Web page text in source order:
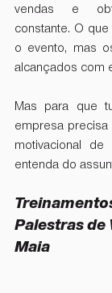
vendas e
constante. O
o evento, mas
alcançados com
Mas para que
empresa precisa
motivacional de
entenda do
Palestras de
Maia